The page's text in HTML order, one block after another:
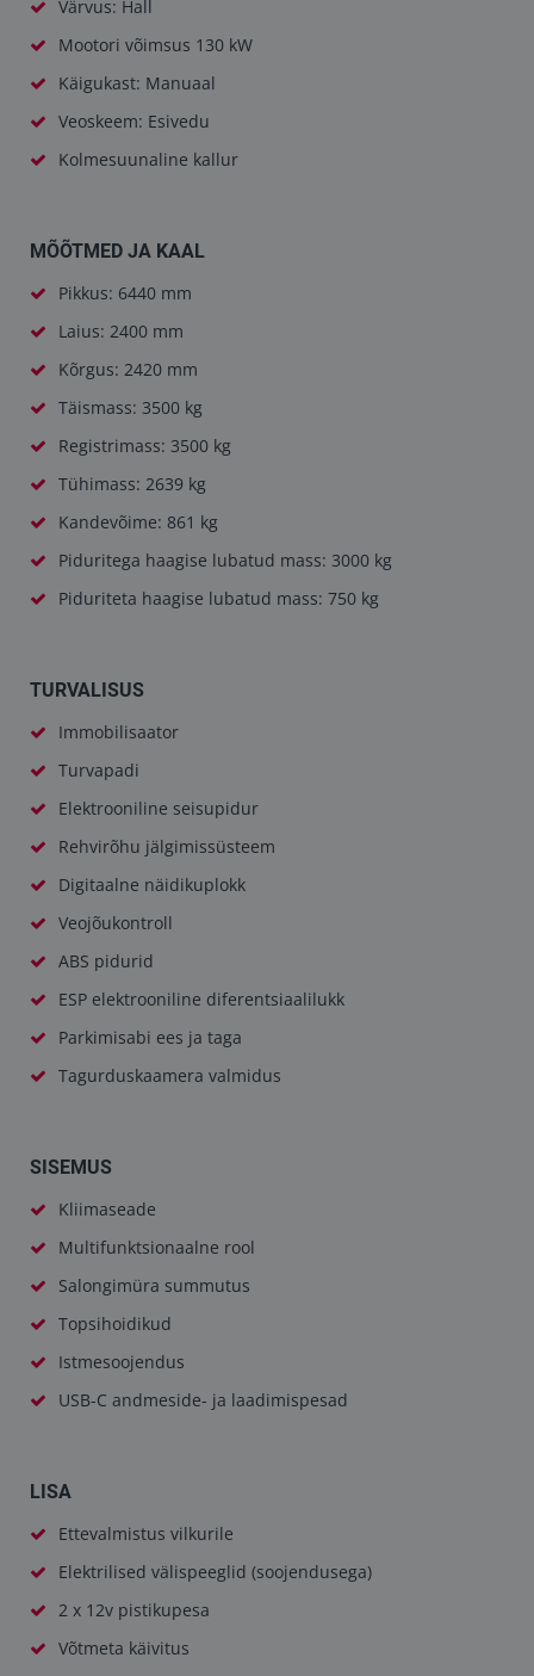
Värvus: Hall
Mootori võimsus 130 kW
Käigukast: Manuaal
Veoskeem: Esivedu
Kolmesuunaline kallur
MÕÕTMED JA KAAL
Pikkus: 6440 mm
Laius: 2400 mm
Kõrgus: 2420 mm
Täismass: 3500 kg
Registrimass: 3500 kg
Tühimass: 2639 kg
Kandevõime: 861 kg
Piduritega haagise lubatud mass: 3000 kg
Piduriteta haagise lubatud mass: 750 kg
TURVALISUS
Immobilisaator
Turvapadi
Elektrooniline seisupidur
Rehvirõhu jälgimissüsteem
Digitaalne näidikuplokk
Veojõukontroll
ABS pidurid
ESP elektrooniline diferentsiaalilukk
Parkimisabi ees ja taga
Tagurduskaamera valmidus
SISEMUS
Kliimaseade
Multifunktsionaalne rool
Salongimüra summutus
Topsihoidikud
Istmesoojendus
USB-C andmeside- ja laadimispesad
LISA
Ettevalmistus vilkurile
Elektrilised välispeeglid (soojendusega)
2 x 12v pistikupesa
Võtmeta käivitus